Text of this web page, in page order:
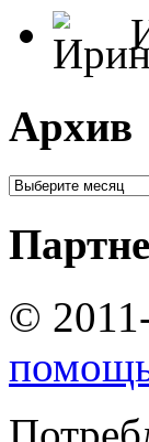
Архив
©